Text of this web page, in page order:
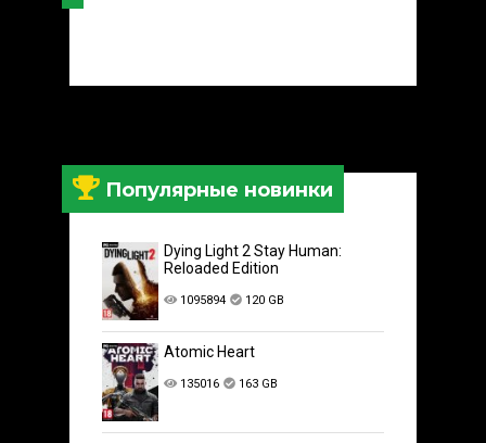
Популярные новинки
Dying Light 2 Stay Human:
Reloaded Edition
1095894 120 GB
Atomic Heart
135016 163 GB